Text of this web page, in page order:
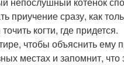
приучение сразу, как
когти, где придется.
чтобы объяснить ему
местах и запомнит, что